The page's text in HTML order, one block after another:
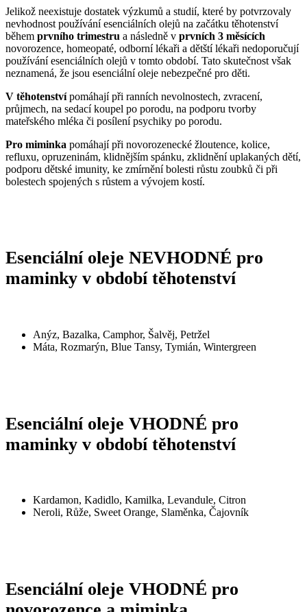
Jelikož neexistuje dostatek výzkumů a studií, které by potvrzovaly
nevhodnost používání esenciálních olejů na začátku těhotenství
během prvního trimestru a následně v prvních 3 měsících
novorozence, homeopaté, odborní lékaři a dětští lékaři nedoporučují
používání esenciálních olejů v tomto období. Tato skutečnost však
neznamená, že jsou esenciální oleje nebezpečné pro děti.
V těhotenstvípomáhají při ranních nevolnostech, zvracení,
průjmech, na sedací koupel po porodu, na podporu tvorby
mateřského mléka či posílení psychiky po porodu.
Pro miminka pomáhají při novorozenecké žloutence, kolice,
refluxu, opruzeninám, klidnějším spánku, zklidnění uplakaných dětí,
podporu dětské imunity, ke zmírnění bolesti růstu zoubků či při
bolestech spojených s růstem a vývojem kostí.
Esenciální oleje NEVHODNÉ pro
maminky v období těhotenství
Anýz, Bazalka, Camphor, Šalvěj, Petržel
Máta, Rozmarýn, Blue Tansy, Tymián, Wintergreen
Esenciální oleje VHODNÉ pro
maminky v období těhotenství
Kardamon, Kadidlo, Kamilka, Levandule, Citron
Neroli, Růže, Sweet Orange, Slaměnka, Čajovník
Esenciální oleje VHODNÉ pro